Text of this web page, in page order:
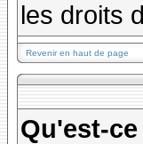
les droits
Revenir en haut de page
Qu'est-